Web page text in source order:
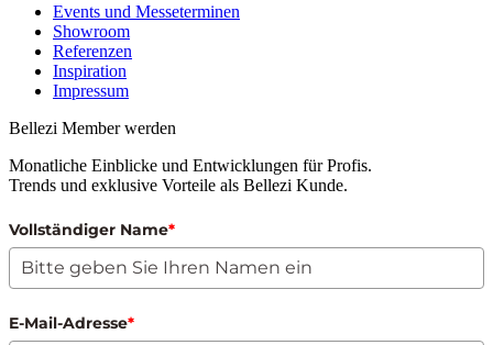
Events und Messeterminen
Showroom
Referenzen
Inspiration
Impressum
Bellezi Member werden
Monatliche Einblicke und Entwicklungen für Profis.
Trends und exklusive Vorteile als Bellezi Kunde.
Vollständiger Name*
E-Mail-Adresse*